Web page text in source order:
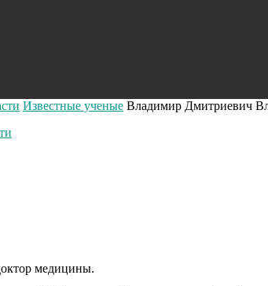
Известные ученые Владимир Дмитриевич
медицины.